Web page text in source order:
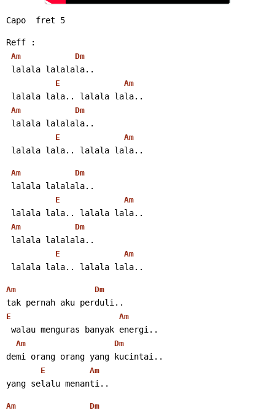
Capo  fret 5
Reff :
Am Dm
lalala lalalala..
E Am
lalala lala.. lalala lala..
Am Dm
lalala lalalala..
E Am
lalala lala.. lalala lala..
Am Dm
lalala lalalala..
E Am
lalala lala.. lalala lala..
Am Dm
lalala lalalala..
E Am
lalala lala.. lalala lala..
Am Dm
tak pernah aku perduli..
E Am
walau menguras banyak energi..
Am Dm
demi orang orang yang kucintai..
E Am
yang selalu menanti..
Am Dm